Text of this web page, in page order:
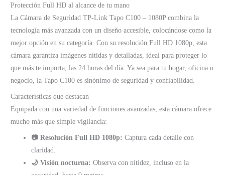
Protección Full HD al alcance de tu mano
La Cámara de Seguridad TP-Link Tapo C100 – 1080P combina la
tecnología más avanzada con un diseño accesible, colocándose como la
mejor opción en su categoría. Con su resolución Full HD 1080p, esta
cámara garantiza imágenes nítidas y detalladas, ideal para proteger lo
que más te importa, las 24 horas del día. Ya sea para tu hogar, oficina o
negocio, la Tapo C100 es sinónimo de seguridad y confiabilidad.
Características que destacan
Equipada con una variedad de funciones avanzadas, esta cámara ofrece
mucho más que simple vigilancia:
📷 Resolución Full HD 1080p: Captura cada detalle con
claridad.
🌙 Visión nocturna: Observa con nitidez, incluso en la